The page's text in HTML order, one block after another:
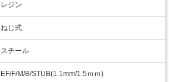
レジン
ねじ式
スチール
EF/F/M/B/STUB(1.1mm/1.5ｍｍ)